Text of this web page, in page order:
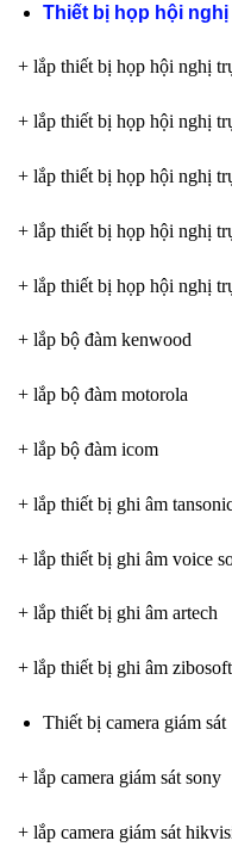
Thiết bị họp hội nghị
+ lắp thiết bị họp hội nghị
+ lắp thiết bị họp hội nghị
+ lắp thiết bị họp hội nghị
+ lắp thiết bị họp hội nghị
+ lắp thiết bị họp hội nghị
+ lắp bộ đàm kenwood
+ lắp bộ đàm motorola
+ lắp bộ đàm icom
+ lắp thiết bị ghi âm
+ lắp thiết bị ghi âm voice
+ lắp thiết bị ghi âm artech
+ lắp thiết bị ghi âm zibosoft
Thiết bị camera giám sát
+ lắp camera giám sát sony
+ lắp camera giám sát